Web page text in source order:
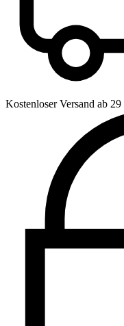
Kostenloser Versand ab